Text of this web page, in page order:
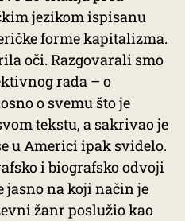
jezikom ispisanu
forme kapitalizma.
oči. Razgovarali smo
rada – o
o svemu što je
tekstu, a sakrivao je
u Americi ipak svidelo.
i biografsko odvoji
jasno na koji način je
žanr poslužio kao